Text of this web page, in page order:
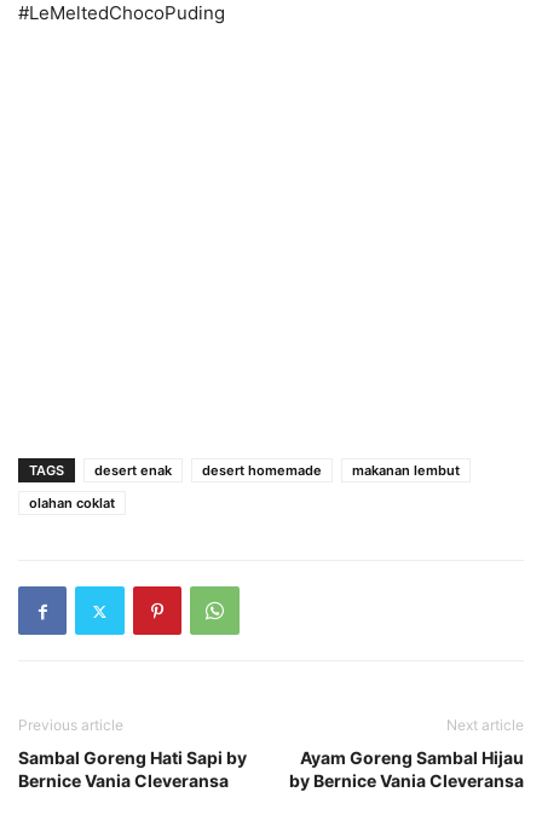
#LeMeltedChocoPuding
TAGS desert enak desert homemade
makanan lembut
olahan coklat
Previous article
Sambal Goreng Hati Sapi by
Bernice Vania Cleveransa
Next article
Ayam Goreng Sambal Hijau
by Bernice Vania Cleveransa